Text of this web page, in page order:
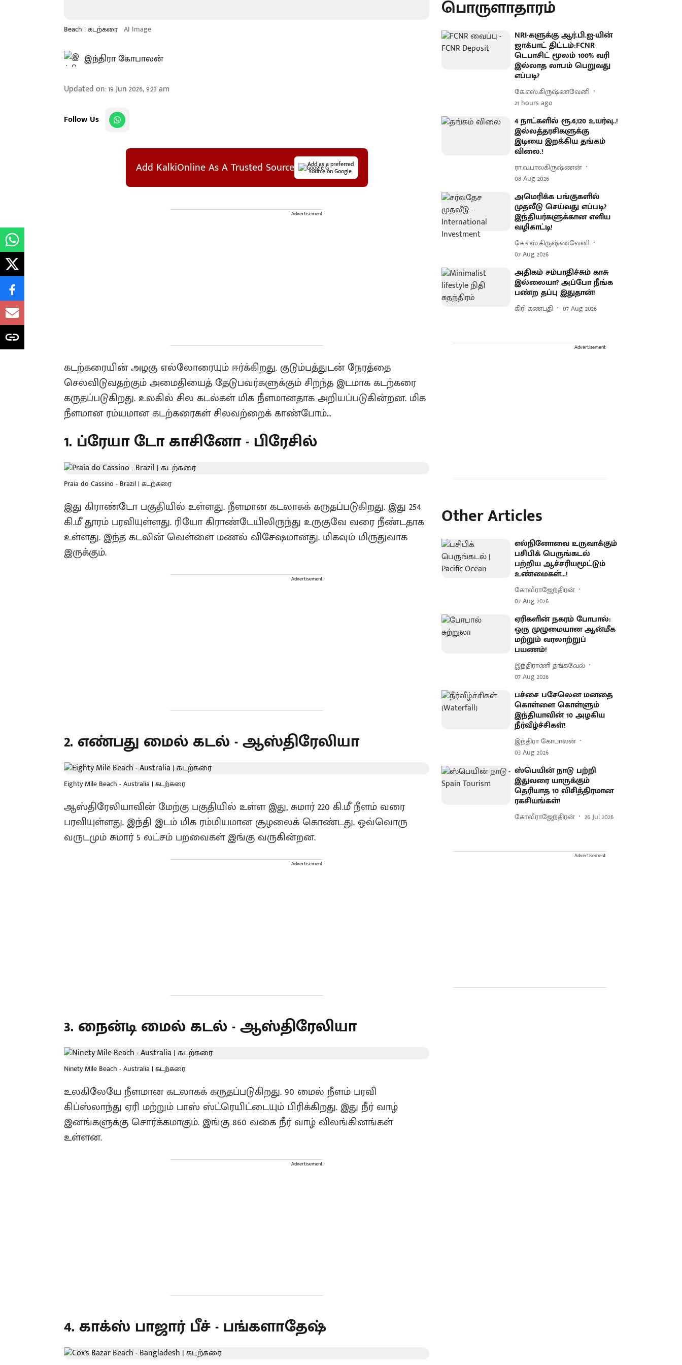
Beach | கடற்கரை AI Image
இந்திரா கோபாலன்
Updated on:19 Jun 2026, 9:23 am
Follow Us
Add KalkiOnline As A Trusted Source Add as a preferred
source on Google
Advertisement
கடற்கரையின் அழகு எல்லோரையும் ஈர்க்கிறது. குடும்பத்துடன் நேரத்தை
செலவிடுவதற்கும் அமைதியைத் தேடுபவர்களுக்கும் சிறந்த இடமாக கடற்கரை
கருதப்படுகிறது‌. உலகில் சில கடல்கள் மிக நீளமானதாக அறியப்படுகின்றன. மிக
நீளமான ரம்யமான கடற்கரைகள் சிலவற்றைக் காண்போம்...
1. ப்ரேயா டோ காசினோ - பிரேசில்
Praia do Cassino - Brazil | கடற்கரை
இது கிராண்டோ பகுதியில் உள்ளது‌. நீளமான கடலாகக் கருதப்படுகிறது. இது 254
கி.மீ தூரம் பரவியுள்ளது. ரியோ கிராண்டேயிலிருந்து உருகுவே வரை நீண்டதாக
உள்ளது‌. இந்த கடலின் வெள்ளை மணல் விசேஷமானது‌. மிகவும் மிருதுவாக
இருக்கும்.
Advertisement
2. எண்பது மைல் கடல் - ஆஸ்திரேலியா
Eighty Mile Beach - Australia | கடற்கரை
ஆஸ்திரேலியாவின் மேற்கு பகுதியில் உள்ள இது, சுமார் 220 கி.மீ நீளம் வரை
பரவியுள்ளது. இந்தி இடம் மிக ரம்மியமான சூழலைக் கொண்டது‌. ஒவ்வொரு
வருடமும் சுமார் 5 லட்சம் பறவைகள் இங்கு வருகின்றன.
Advertisement
3. நைன்டி மைல் கடல் - ஆஸ்திரேலியா
Ninety Mile Beach - Australia | கடற்கரை
உலகிலேயே நீளமான கடலாகக் கருதப்படுகிறது‌. 90 மைல் நீளம் பரவி
கிப்ஸ்லாந்து ஏரி மற்றும் பாஸ் ஸ்ட்ரெயிட்டையும் பிரிக்கிறது. இது நீர் வாழ்
இனங்களுக்கு சொர்க்கமாகும். இங்கு 860 வகை நீர் வாழ் விலங்கினங்கள்
உள்ளன.
Advertisement
4. காக்ஸ் பாஜார் பீச் - பங்களாதேஷ்
பொருளாதாரம்
NRI-களுக்கு ஆர்.பி.ஐ-யின்
ஜாக்பாட் திட்டம்:FCNR
டெபாசிட் மூலம் 100% வரி
இல்லாத லாபம் பெறுவது
எப்படி?
கே.எஸ்.கிருஷ்ணவேனி
21 hours ago
4 நாட்களில் ரூ.6,120 உயர்வு..!
இல்லத்தரசிகளுக்கு
இடியை இறக்கிய தங்கம்
விலை.!
ரா.வ.பாலகிருஷ்ணன்
08 Aug 2026
அமெரிக்க பங்குகளில்
முதலீடு செய்வது எப்படி?
இந்தியர்களுக்கான எளிய
வழிகாட்டி!
கே.எஸ்.கிருஷ்ணவேனி
07 Aug 2026
அதிகம் சம்பாதிச்சும் காசு
இல்லையா? அப்போ நீங்க
பண்ற தப்பு இதுதான்!
கிரி கணபதி 07 Aug 2026
Advertisement
Other Articles
எல்நினோவை உருவாக்கும்
பசிபிக் பெருங்கடல்
பற்றிய ஆச்சரியமூட்டும்
உண்மைகள்...!
கோவீ.ராஜேந்திரன்
07 Aug 2026
ஏரிகளின் நகரம் போபால்:
ஒரு முழுமையான ஆன்மீக
மற்றும் வரலாற்றுப்
பயணம்!
இந்திராணி தங்கவேல்
07 Aug 2026
பச்சை பசேலென மனதை
கொள்ளை கொள்ளும்
இந்தியாவின் 10 அழகிய
நீர்வீழ்ச்சிகள்!
இந்திரா கோபாலன்
03 Aug 2026
ஸ்பெயின் நாடு பற்றி
இதுவரை யாருக்கும்
தெரியாத 10 விசித்திரமான
ரகசியங்கள்!
கோவீ.ராஜேந்திரன் 26 Jul 2026
Advertisement